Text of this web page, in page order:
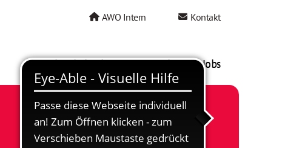
AWO Intern Kontakt
AWO als Arbeitgeber Mein AWO Jobs